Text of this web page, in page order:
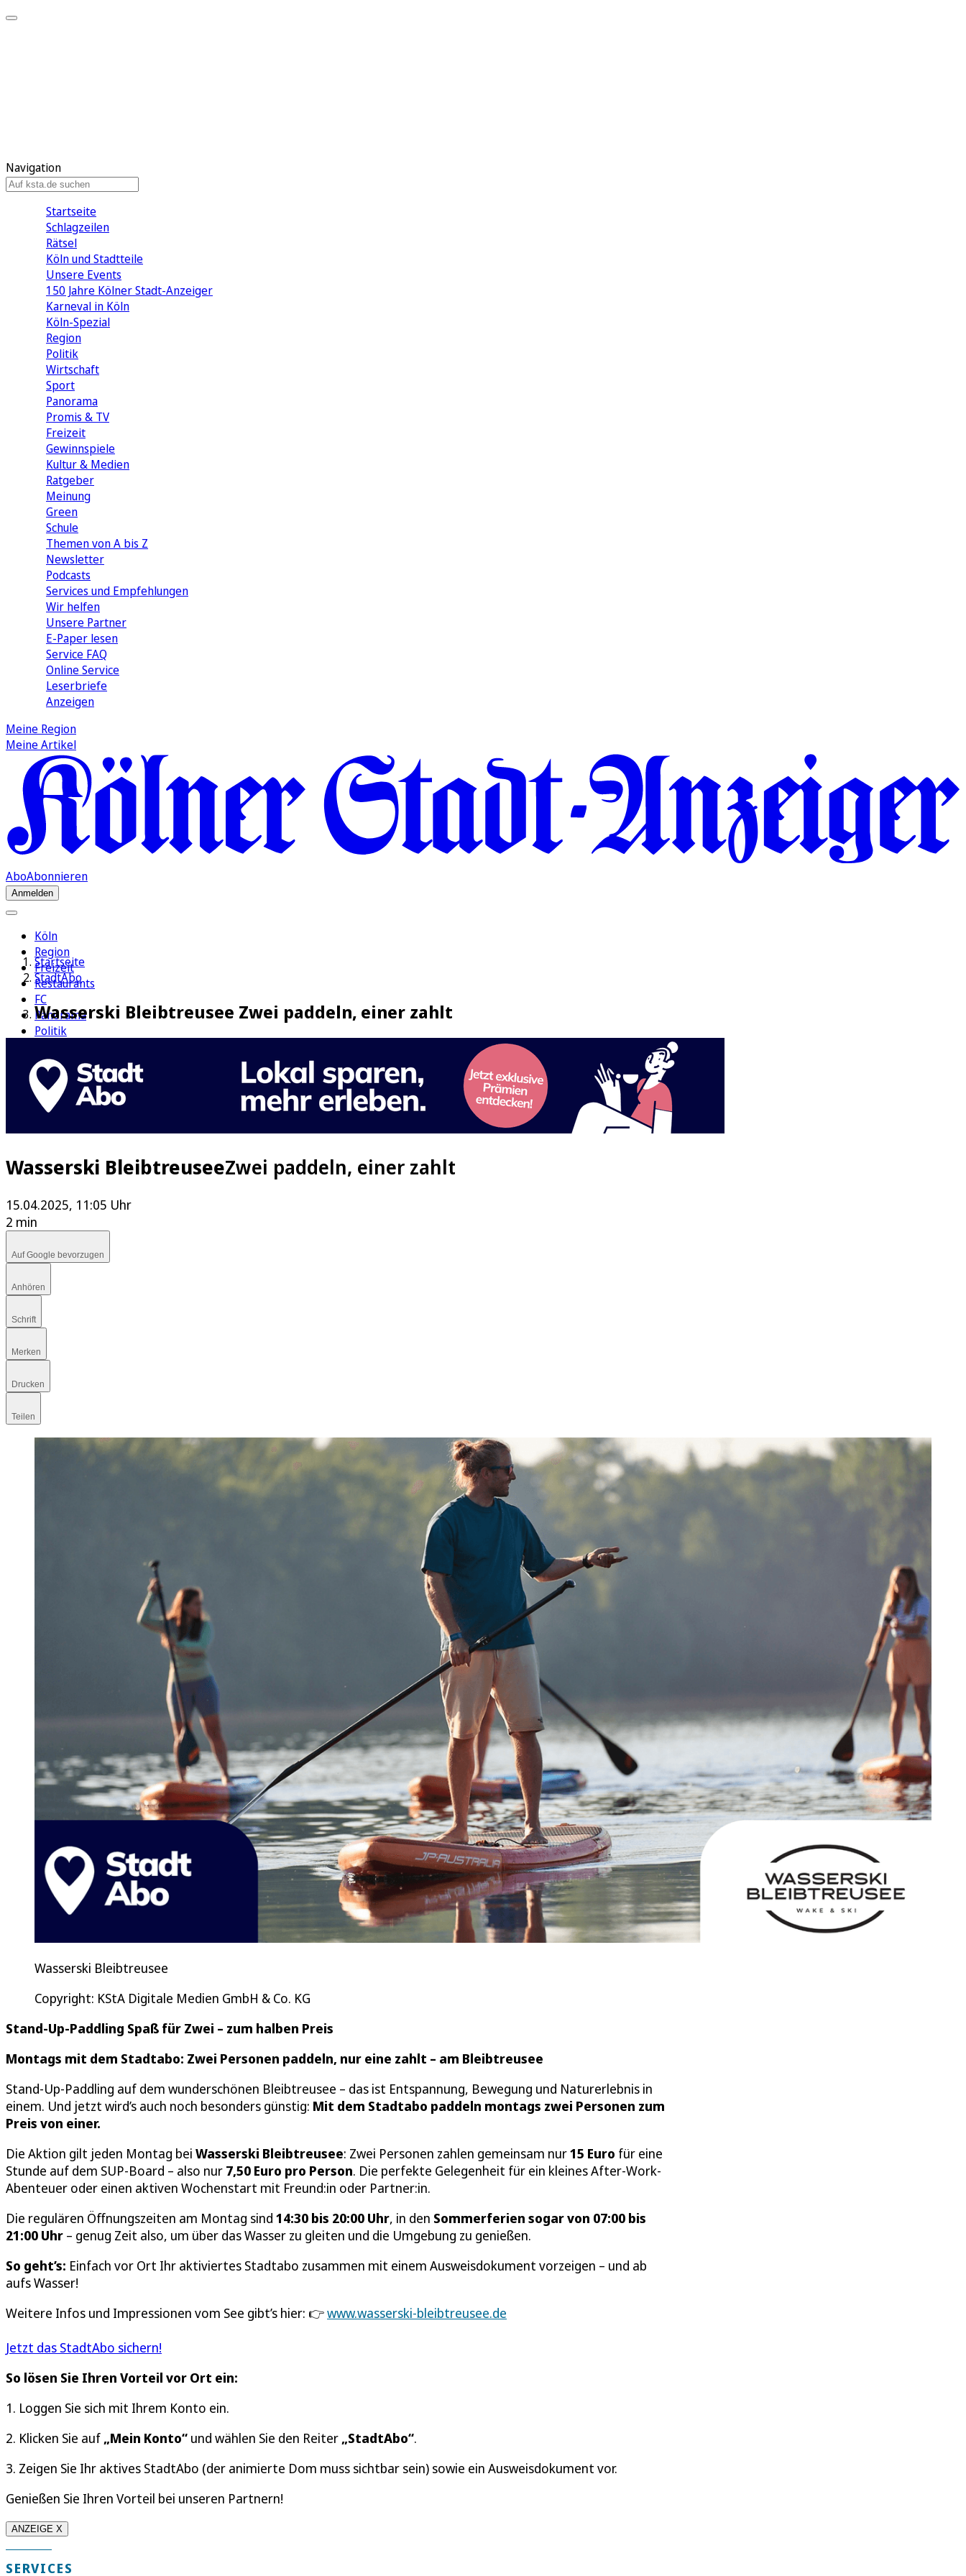
Navigation
Startseite
Schlagzeilen
Rätsel
Köln und Stadtteile
Unsere Events
150 Jahre Kölner Stadt-Anzeiger
Karneval in Köln
Köln-Spezial
Region
Politik
Wirtschaft
Sport
Panorama
Promis & TV
Freizeit
Gewinnspiele
Kultur & Medien
Ratgeber
Meinung
Green
Schule
Themen von A bis Z
Newsletter
Podcasts
Services und Empfehlungen
Wir helfen
Unsere Partner
E-Paper lesen
Service FAQ
Online Service
Leserbriefe
Anzeigen
Meine Region
Meine Artikel
AboAbonnieren
Anmelden
Köln
Region
Freizeit
Restaurants
FC
Panorama
Politik
Kultur
Rätsel
Newsletter
E-Paper
Startseite
StadtAbo
Wasserski Bleibtreusee Zwei paddeln, einer zahlt
Wasserski BleibtreuseeZwei paddeln, einer zahlt
15.04.2025, 11:05 Uhr
2 min
Auf Google bevorzugen
Anhören
Schrift
Merken
Drucken
Teilen
Wasserski Bleibtreusee
Copyright: KStA Digitale Medien GmbH & Co. KG
Stand-Up-Paddling Spaß für Zwei – zum halben Preis
Montags mit dem Stadtabo: Zwei Personen paddeln, nur eine zahlt – am Bleibtreusee
Stand-Up-Paddling auf dem wunderschönen Bleibtreusee – das ist Entspannung, Bewegung und Naturerlebnis in
einem. Und jetzt wird’s auch noch besonders günstig: Mit dem Stadtabo paddeln montags zwei Personen zum
Preis von einer.
Die Aktion gilt jeden Montag bei Wasserski Bleibtreusee: Zwei Personen zahlen gemeinsam nur15 Euro für eine
Stunde auf dem SUP-Board – also nur 7,50 Euro pro Person. Die perfekte Gelegenheit für ein kleines After-Work-
Abenteuer oder einen aktiven Wochenstart mit Freund:in oder Partner:in.
Die regulären Öffnungszeiten am Montag sind 14:30 bis 20:00 Uhr, in den Sommerferien sogar von 07:00 bis
21:00 Uhr – genug Zeit also, um über das Wasser zu gleiten und die Umgebung zu genießen.
So geht’s: Einfach vor Ort Ihr aktiviertes Stadtabo zusammen mit einem Ausweisdokument vorzeigen – und ab
aufs Wasser!
Weitere Infos und Impressionen vom See gibt’s hier: 👉www.wasserski-bleibtreusee.de
Jetzt das StadtAbo sichern!
So lösen Sie Ihren Vorteil vor Ort ein:
1. Loggen Sie sich mit Ihrem Konto ein.
2. Klicken Sie auf „Mein Konto“ und wählen Sie den Reiter „StadtAbo“.
3. Zeigen Sie Ihr aktives StadtAbo (der animierte Dom muss sichtbar sein) sowie ein Ausweisdokument vor.
Genießen Sie Ihren Vorteil bei unseren Partnern!
ANZEIGE X
SERVICES